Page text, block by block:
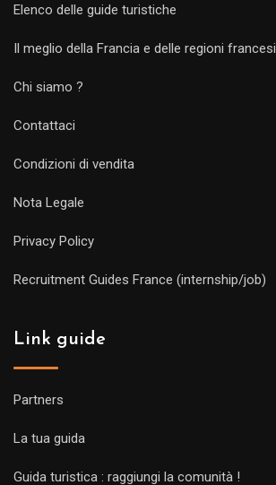
Elenco delle guide turistiche
Il meglio della Francia e delle regioni francesi
Chi siamo ?
Contattaci
Condizioni di vendita
Nota Legale
Privacy Policy
Recruitment Guides France (internship/job)
Link guide
Partners
La tua guida
Guida turistica : raggiungi la comunità !